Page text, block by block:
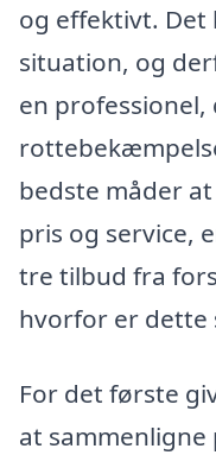
og effektivt.
situation, og
en
bedste måder
pris og service,
tre tilbud fra
hvorfor er dette
For det første
at